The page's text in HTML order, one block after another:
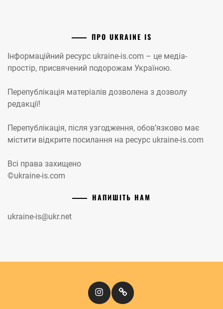
ПРО UKRAINE IS
Інформаційний ресурс ukraine-is.com – це медіа-
простір, присвячений подорожам Україною.
Перепублікація матеріалів дозволена з дозволу
редакції!
Перепублікація, після узгодження, обов’язково має
містити відкрите посилання на ресурс ukraine-is.com
Всі права захищено
©ukraine-is.com
НАПИШІТЬ НАМ
ukraine-is@ukr.net
InstagramКіномандри